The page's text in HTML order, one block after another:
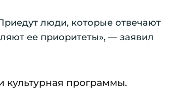
люди, которые отвечают
ее приоритеты», — заявил
культурная программы.